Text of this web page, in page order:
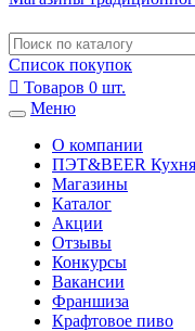
Список покупок
 Товаров 0 шт.
Меню
О компании
ПЭТ&BEER Кухня
Магазины
Каталог
Акции
Отзывы
Конкурсы
Вакансии
Франшиза
Крафтовое пиво